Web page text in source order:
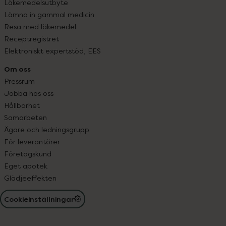
Läkemedelsutbyte
Lämna in gammal medicin
Resa med läkemedel
Receptregistret
Elektroniskt expertstöd, EES
Om oss
Pressrum
Jobba hos oss
Hållbarhet
Samarbeten
Ägare och ledningsgrupp
För leverantörer
Företagskund
Eget apotek
Glädjeeffekten
Cookieinställningar